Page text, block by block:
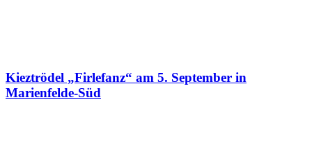
Kieztrödel „Firlefanz“ am 5. September in
Marienfelde-Süd